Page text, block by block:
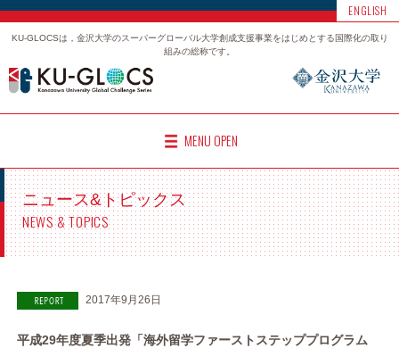
ENGLISH
KU-GLOCSは，金沢大学のスーパーグローバル大学創成支援事業をはじめとする国際化の取り
組みの総称です。
MENU OPEN
ニュース&トピックス
NEWS & TOPICS
2017年9月26日
平成29年度夏季出発「海外留学ファーストステッププログラム